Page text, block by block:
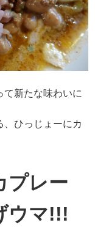
て新たな味わいに
、ひっじょーにカ
プレー
ウマ!!!